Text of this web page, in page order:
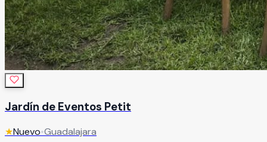
Jardín de Eventos Petit
★Nuevo•Guadalajara